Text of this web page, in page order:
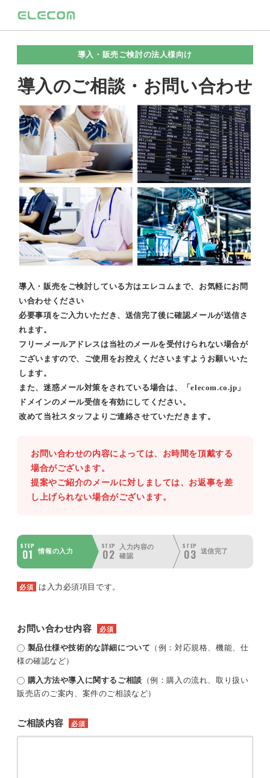
導入・販売ご検討の法人様向け
導入のご相談・お問い合わせ
導入・販売をご検討している方はエレコムまで、お気軽にお問
い合わせください
必要事項をご入力いただき、送信完了後に確認メールが送信さ
れます。
フリーメールアドレスは当社のメールを受付けられない場合が
ございますので、ご使用をお控えくださいますようお願いいた
します。
また、迷惑メール対策をされている場合は、「elecom.co.jp」
ドメインのメール受信を有効にしてください。
改めて当社スタッフよりご連絡させていただきます。
お問い合わせの内容によっては、お時間を頂戴する
場合がございます。
提案やご紹介のメールに対しましては、お返事を差
し上げられない場合がございます。
STEP
01 情報の入力
STEP
02
入力内容の
確認
STEP
03 送信完了
必須 は入力必須項目です。
お問い合わせ内容 必須
製品仕様や技術的な詳細について （例：対応規格、機能、仕
様の確認など）
購入方法や導入に関するご相談 （例：購入の流れ、取り扱い
販売店のご案内、案件のご相談など）
ご相談内容 必須